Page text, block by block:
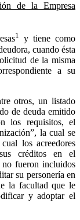
de la Empresa
1 y tiene como
cuando ésta
de la misma
a su
otros, un listado
de deuda emitido
los requisitos, el
la cual se
los acreedores
créditos en el
no fueron incluidos
su personería en
la facultad que le
y adoptar el